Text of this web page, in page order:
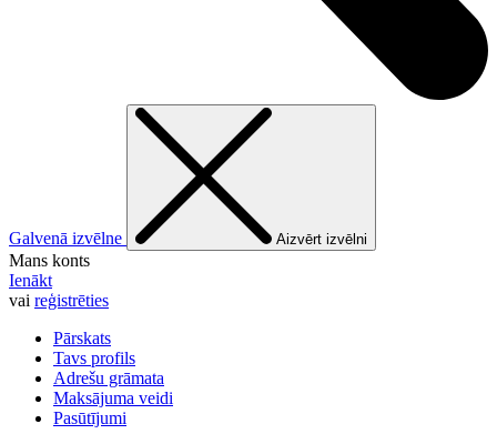
Galvenā izvēlne Aizvērt izvēlni
Mans konts
Ienākt
vai reģistrēties
Pārskats
Tavs profils
Adrešu grāmata
Maksājuma veidi
Pasūtījumi